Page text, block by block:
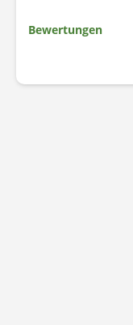
Bewertungen